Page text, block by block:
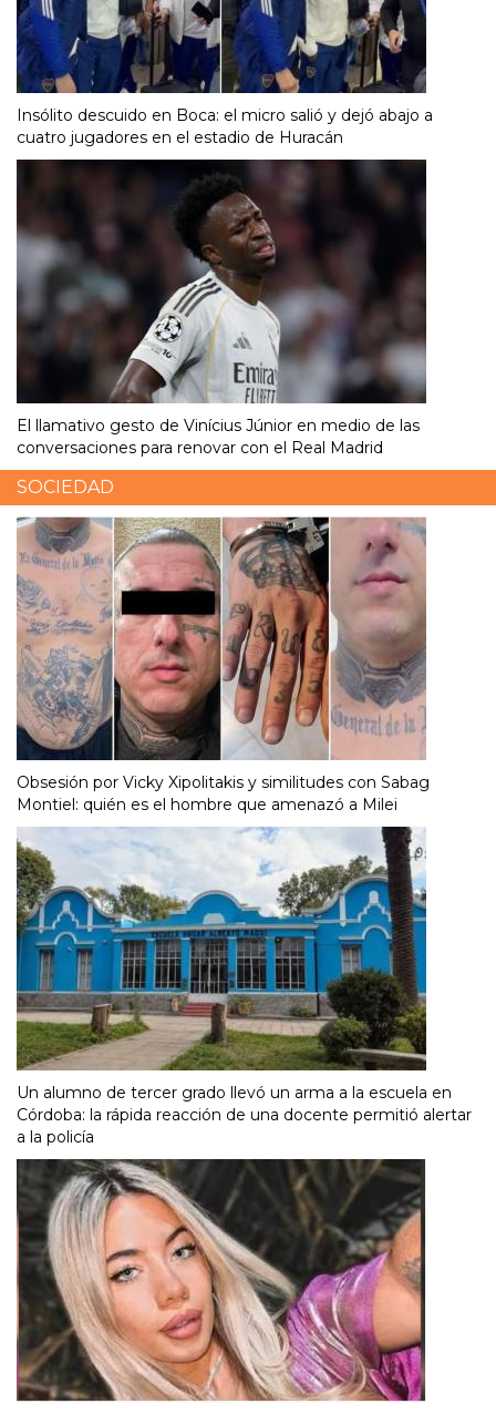
Insólito descuido en Boca: el micro salió y dejó abajo a
cuatro jugadores en el estadio de Huracán
El llamativo gesto de Vinícius Júnior en medio de las
conversaciones para renovar con el Real Madrid
SOCIEDAD
Obsesión por Vicky Xipolitakis y similitudes con Sabag
Montiel: quién es el hombre que amenazó a Milei
Un alumno de tercer grado llevó un arma a la escuela en
Córdoba: la rápida reacción de una docente permitió alertar
a la policía